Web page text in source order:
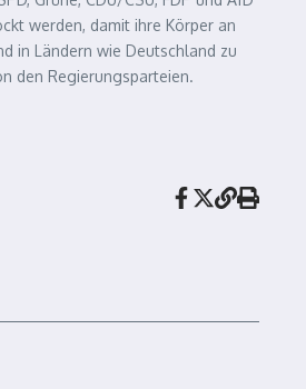
werden, damit ihre Körper an
in Ländern wie Deutschland zu
den Regierungsparteien.